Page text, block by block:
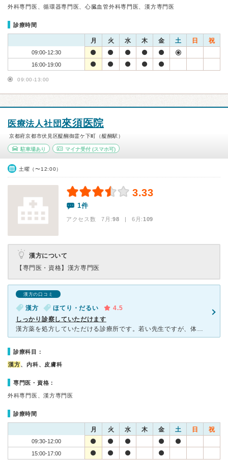
外科専門医、循環器専門医、心臓血管外科専門医、漢方専門医
診療時間
月 火 水 木 金 土 日 祝
09:00-12:30
16:00-19:00
09:00-13:00
医療法人社団來須医院
京都府京都市伏見区醍醐御霊ケ下町（醍醐駅）
駐車場あり マイナ受付(スマホ可)
土曜（〜12:00）
3.33
1件
アクセス数 7月:98 | 6月:109
漢方について
【専門医・資格】 漢方専門医
漢方の口コミ
漢方 ほてり・だるい
4.5
しっかり診察していただけます
漢方薬を処方していただける診療所です。若い先生ですが、体の不調を確認するべく熱心に診察してくれます。漢方薬なのでじんわり効果があるようですが、嫁さんや子供の花粉症対策で３月ごろから漢方を飲み始めると５
診療科目：
漢方、内科、皮膚科
専門医・資格：
外科専門医、漢方専門医
診療時間
月 火 水 木 金 土 日 祝
09:30-12:00
15:00-17:00